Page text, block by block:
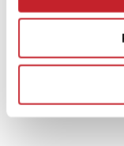
tornar a